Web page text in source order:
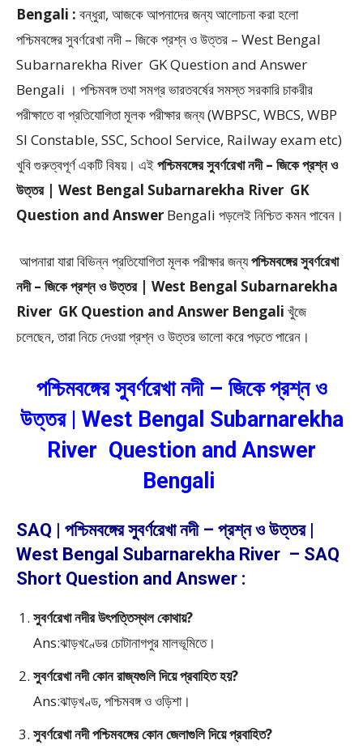
Bengali : বন্ধুরা, আজকে আপনাদের জন্য আলোচনা করা হলো
পশ্চিমবঙ্গের সুবর্ণরেখা নদী – জিকে প্রশ্ন ও উত্তর – West Bengal
Subarnarekha River GK Question and Answer
Bengali । পশ্চিমবঙ্গ তথা সমগ্র ভারতবর্ষের সমস্ত সরকারি চাকরীর
পরীক্ষাতে বা প্রতিযোগিতা মূলক পরীক্ষার জন্য (WBPSC, WBCS, WBP
SI Constable, SSC, School Service, Railway exam etc)
খুবি গুরুত্বপূর্ণ একটি বিষয়। এইপশ্চিমবঙ্গের সুবর্ণরেখা নদী – জিকে প্রশ্ন ও
উত্তর | West Bengal Subarnarekha River GK
Question and Answer Bengali পড়লেই নিশ্চিত কমন পাবেন।
আপনারা যারা বিভিন্ন প্রতিযোগিতা মূলক পরীক্ষার জন্যপশ্চিমবঙ্গের সুবর্ণরেখা
নদী – জিকে প্রশ্ন ও উত্তর | West Bengal Subarnarekha
River GK Question and Answer Bengali খুঁজে
চলেছেন, তারা নিচে দেওয়া প্রশ্ন ও উত্তর ভালো করে পড়তে পারেন।
পশ্চিমবঙ্গের সুবর্ণরেখা নদী – জিকে প্রশ্ন ও
উত্তর | West Bengal Subarnarekha
River Question and Answer
Bengali
SAQ | পশ্চিমবঙ্গের সুবর্ণরেখা নদী – প্রশ্ন ও উত্তর |
West Bengal Subarnarekha River – SAQ
Short Question and Answer :
সুবর্ণরেখা নদীর উৎপত্তিস্থল কোথায়?
Ans:ঝাড়খণ্ডের চোটানাগপুর মালভূমিতে।
সুবর্ণরেখা নদী কোন রাজ্যগুলি দিয়ে প্রবাহিত হয়?
Ans:ঝাড়খণ্ড, পশ্চিমবঙ্গ ও ওড়িশা।
সুবর্ণরেখা নদী পশ্চিমবঙ্গের কোন জেলাগুলি দিয়ে প্রবাহিত?